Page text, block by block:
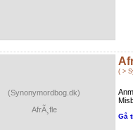
(Synonymordbog.dk)
AfrÃ¸fle
( >
Gå